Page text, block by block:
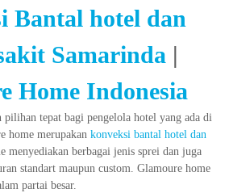
Bantal hotel dan
Samarinda |
Home Indonesia
pilihan tepat bagi pengelola hotel yang ada di
home merupakan konveksi bantal hotel dan
menyediakan berbagai jenis sprei dan juga
standart maupun custom. Glamoure home
partai besar.